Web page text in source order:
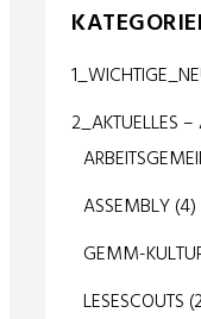
2_AKTUELLES
ASSEMBLY(4)
GEMM-
LESESCOUTS